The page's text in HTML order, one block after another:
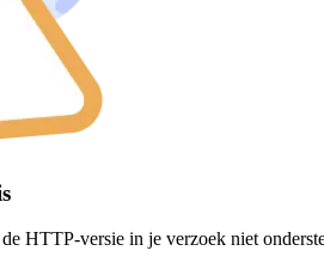
HTTP-versie in je verzoek niet